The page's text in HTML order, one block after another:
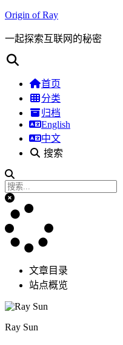
Origin of Ray
一起探索互联网的秘密
首页
分类
归档
English
中文
搜索
文章目录
站点概览
Ray Sun